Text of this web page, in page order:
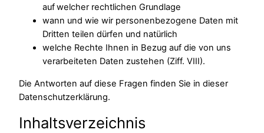
auf welcher rechtlichen Grundlage
wann und wie wir personenbezogene Daten mit
Dritten teilen dürfen und natürlich
welche Rechte Ihnen in Bezug auf die von uns
verarbeiteten Daten zustehen (Ziff. VIII).
Die Antworten auf diese Fragen finden Sie in dieser
Datenschutzerklärung.
Inhaltsverzeichnis